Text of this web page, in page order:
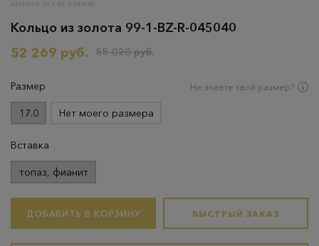
АРТИКУЛ: 99-1-BZ-R-045040
Кольцо из золота 99-1-BZ-R-045040
52 269 руб.
55 020 руб.
Размер Не знаете свой размер?
17.0 Нет моего размера
Вставка
топаз, фианит
ДОБАВИТЬ В КОРЗИНУ БЫСТРЫЙ ЗАКАЗ